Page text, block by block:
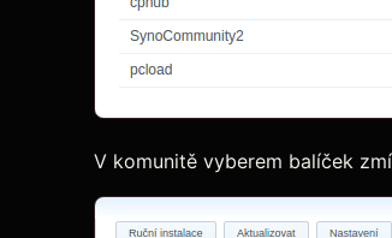
V komunitě vyberem balíček